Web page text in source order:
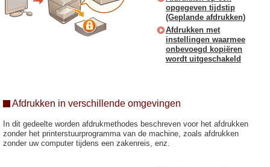
opgegeven tijdstip
(Geplande afdrukken)
Afdrukken met
instellingen waarmee
onbevoegd kopiëren
wordt uitgeschakeld
Afdrukken in verschillende omgevingen
In dit gedeelte worden afdrukmethodes beschreven voor het afdrukken
zonder het printerstuurprogramma van de machine, zoals afdrukken
zonder uw computer tijdens een zakenreis, enz.